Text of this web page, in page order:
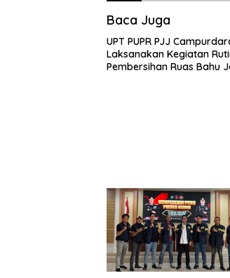
Baca Juga
UPT PUPR PJJ
Laksanakan Kegiatan
Pembersihan Ruas Bahu